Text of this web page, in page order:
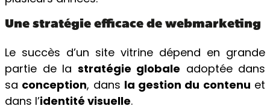
Une stratégie efficace de webmarketing
Le succès d’un site vitrine dépend en grande
partie de la stratégie globale adoptée dans
sa conception, dans la gestion du contenu et
dans l’identité visuelle.